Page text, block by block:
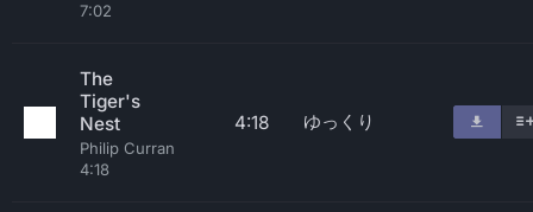
7:02
The
Tiger's
Nest
Philip Curran
4:18
4:18 ゆっくり